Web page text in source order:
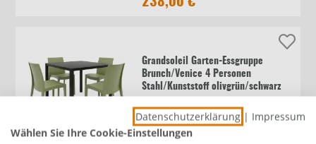
Grandsoleil Garten-Essgruppe
Brunch/Venice 4 Personen
Stahl/Kunststoff olivgrün/schwarz
238,00 €
Datenschutzerklärung | Impressum
Wählen Sie Ihre Cookie-Einstellungen